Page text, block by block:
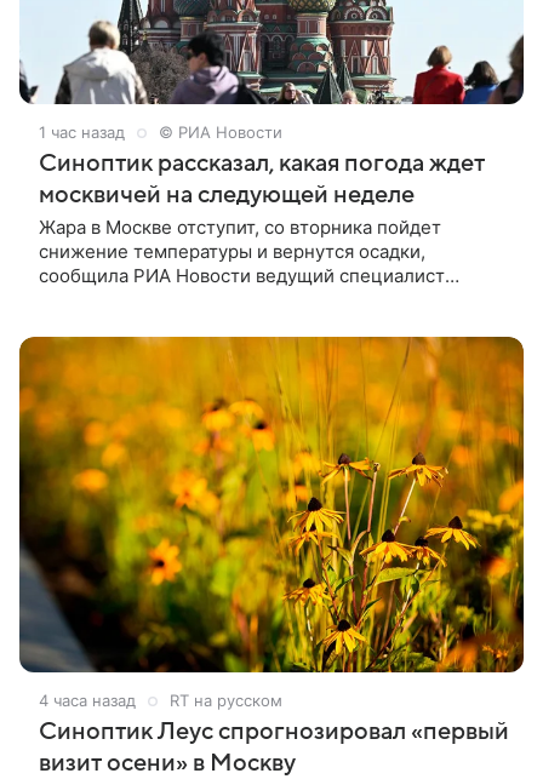
1 час назад © РИА Новости
Синоптик рассказал, какая погода ждет
москвичей на следующей неделе
Жара в Москве отступит, со вторника пойдет
снижение температуры и вернутся осадки,
сообщила РИА Новости ведущий специалист
4 часа назад RT на русском
Синоптик Леус спрогнозировал «первый
визит осени» в Москву